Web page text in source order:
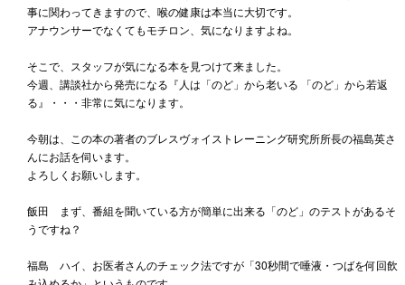
事に関わってきますので、喉の健康は本当に大切です。
アナウンサーでなくてもモチロン、気になりますよね。
そこで、スタッフが気になる本を見つけて来ました。
今週、講談社から発売になる『人は「のど」から老いる 「のど」から若返
る』・・・非常に気になります。
今朝は、この本の著者のブレスヴォイストレーニング研究所所長の福島英さ
んにお話を伺います。
よろしくお願いします。
飯田 まず、番組を聞いている方が簡単に出来る「のど」のテストがあるそ
うですね？
福島 ハイ、お医者さんのチェック法ですが「30秒間で唾液・つばを何回飲